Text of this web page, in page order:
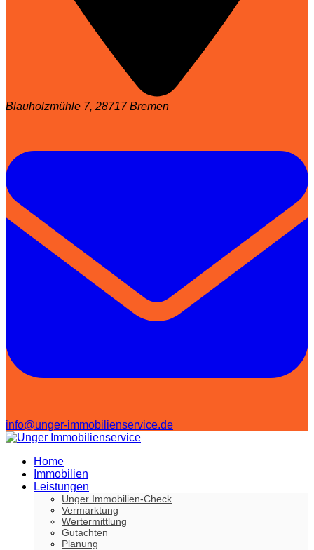
Blauholzmühle 7, 28717 Bremen
info@unger-immobilienservice.de
Home
Immobilien
Leistungen
Unger Immobilien-Check
Vermarktung
Wertermittlung
Gutachten
Planung